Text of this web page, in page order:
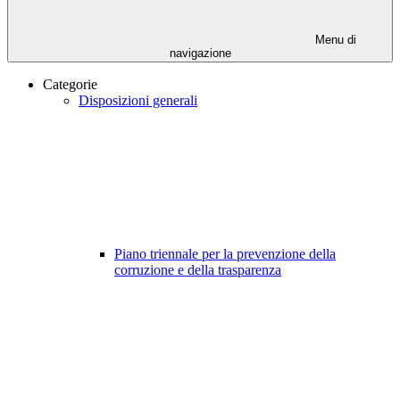
Menu di
navigazione
Categorie
Disposizioni generali
Piano triennale per la prevenzione della
corruzione e della trasparenza